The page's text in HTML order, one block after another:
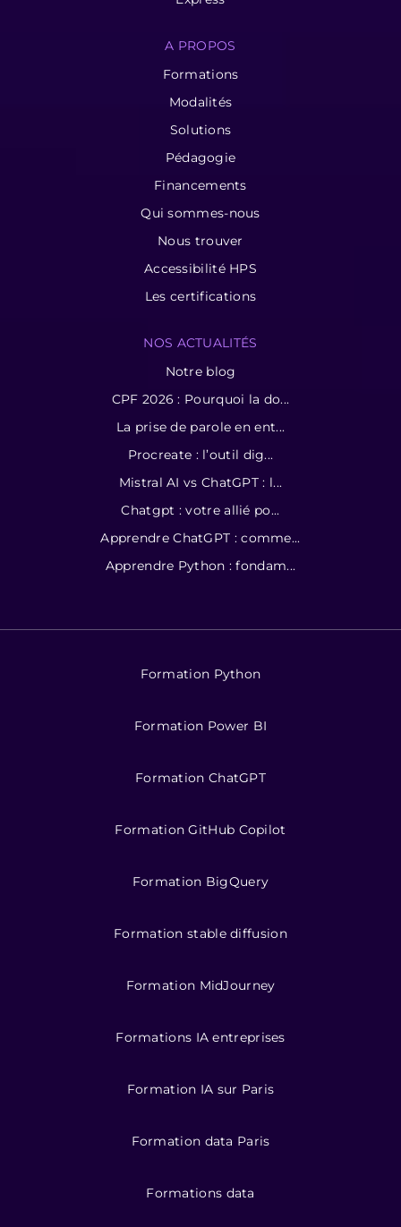
A PROPOS
Formations
Modalités
Solutions
Pédagogie
Financements
Qui sommes-nous
Nous trouver
Accessibilité HPS
Les certifications
NOS ACTUALITÉS
Notre blog
CPF 2026 : Pourquoi la do...
La prise de parole en ent...
Procreate : l’outil dig...
Mistral AI vs ChatGPT : l...
Chatgpt : votre allié po...
Apprendre ChatGPT : comme...
Apprendre Python : fondam...
Formation Python
Formation Power BI
Formation ChatGPT
Formation GitHub Copilot
Formation BigQuery
Formation stable diffusion
Formation MidJourney
Formations IA entreprises
Formation IA sur Paris
Formation data Paris
Formations data